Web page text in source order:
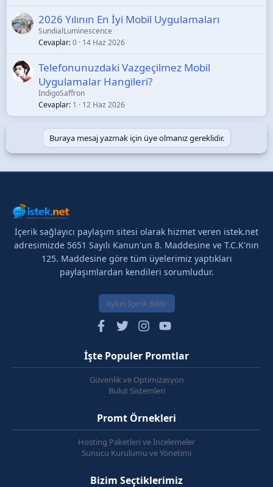
2026 Yılının En İyi Mobil Uygulamaları
SundialLuminescence
Cevaplar 0 14 Haz 2026
Telefonunuzdaki Vazgeçilmez Mobil
Uygulamalar Hangileri?
IndigoSaffron
Cevaplar 1 12 Haz 2026
Buraya mesaj yazmak için üye olmanız gereklidir.
İçerik sağlayıcı paylaşım sitesi olarak hizmet veren istek.net
adresimizde 5651 Sayılı Kanun'un 8. Maddesine ve T.C.K'nın
125. Maddesine göre tüm üyelerimiz yaptıkları
paylaşımlardan kendileri sorumludur.
Aykırı İçerik Bildir
İşte Populer Promtlar
Güvenlik ve Optimizasyon
Bulut Sistemleri
Promt Örnekleri
Hosting Paketleri ve İncelemeler
Sunucu Kurulumu ve Yönetimi
Bizim Seçtiklerimiz